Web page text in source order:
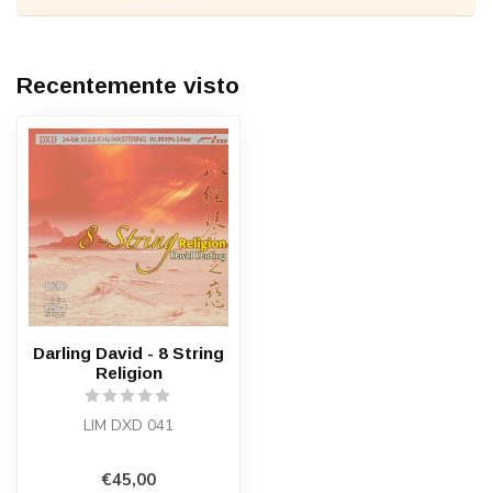
Recentemente visto
Darling David - 8 String
Religion
LIM DXD 041
€45,00